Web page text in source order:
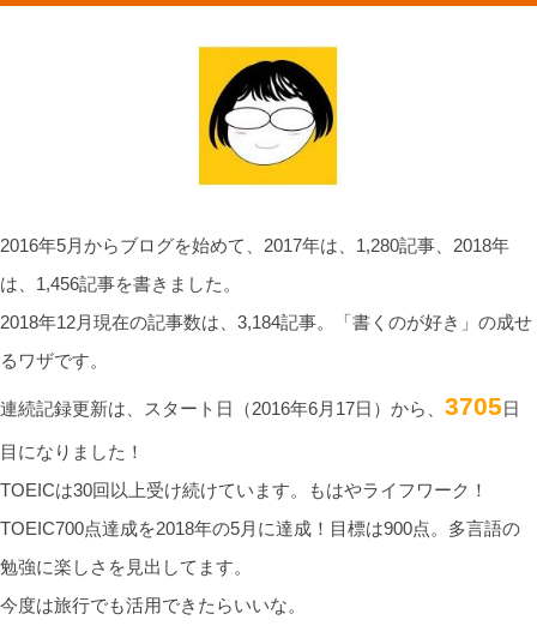
2016年5月からブログを始めて、2017年は、1,280記事、2018年
は、1,456記事を書きました。
2018年12月現在の記事数は、3,184記事。「書くのが好き」の成せ
るワザです。
連続記録更新は、スタート日（2016年6月17日）から、 3705日
目になりました！
TOEICは30回以上受け続けています。もはやライフワーク！
TOEIC700点達成を2018年の5月に達成！目標は900点。多言語の
勉強に楽しさを見出してます。
今度は旅行でも活用できたらいいな。